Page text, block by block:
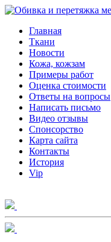
Главная
Ткани
Новости
Кожа, кожзам
Примеры работ
Оценка стоимости
Ответы на вопросы
Написать письмо
Видео отзывы
Спонсорство
Карта сайта
Контакты
История
Vip